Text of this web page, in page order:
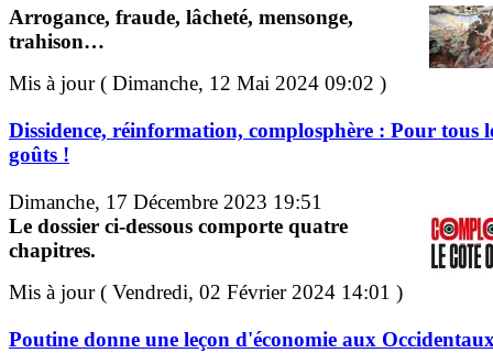
Arrogance, fraude, lâcheté, mensonge,
trahison…
Mis à jour ( Dimanche, 12 Mai 2024 09:02 )
Dissidence, réinformation, complosphère : Pour tous
goûts !
Dimanche, 17 Décembre 2023 19:51
Le dossier ci-dessous comporte quatre
chapitres.
Mis à jour ( Vendredi, 02 Février 2024 14:01 )
Poutine donne une leçon d'économie aux